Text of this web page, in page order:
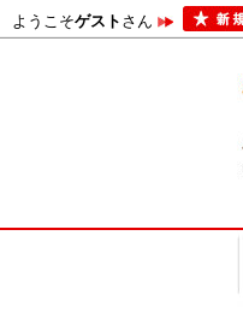
ようこそゲストさん